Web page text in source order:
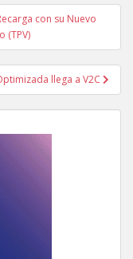
con su Nuevo
(TPV)
llega a V2C